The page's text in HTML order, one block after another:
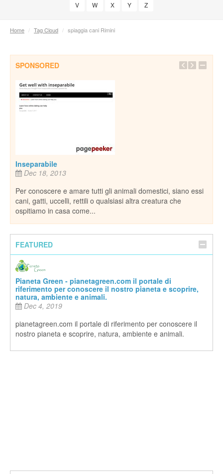
V
W X Y Z
Home / Tag Cloud / spiaggia cani Rimini
SPONSORED
Inseparabile
Dec 18, 2013
Per conoscere e amare tutti gli animali domestici, siano essi
cani, gatti, uccelli, rettili o qualsiasi altra creatura che
ospitiamo in casa come...
FEATURED
Pianeta Green - pianetagreen.com il portale di
riferimento per conoscere il nostro pianeta e scoprire,
natura, ambiente e animali.
Dec 4, 2019
pianetagreen.com il portale di riferimento per conoscere il
nostro pianeta e scoprire, natura, ambiente e animali.